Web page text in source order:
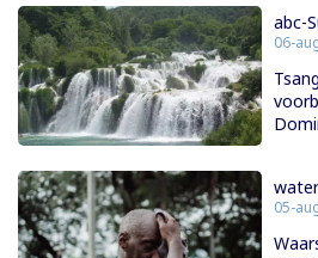
abc-
06-
05-